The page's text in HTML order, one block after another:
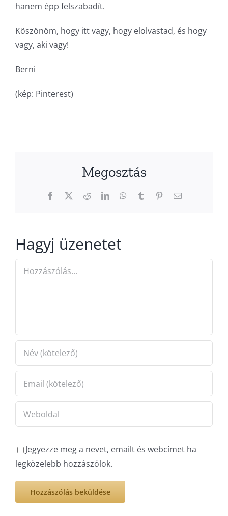
hanem épp felszabadít.
Köszönöm, hogy itt vagy, hogy elolvastad, és hogy
vagy, aki vagy!
Berni
(kép: Pinterest)
Megosztás
Facebook
TwitterRedditLinkedInWhatsApp
Tumblr PinterestEmail:
Hagyj üzenetet
Hozzászólás
Jegyezze meg a nevet, emailt és webcímet ha
legközelebb hozzászólok.